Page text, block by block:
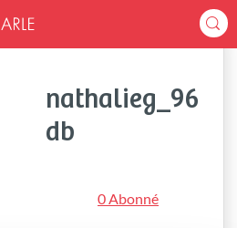
nathalieg_96
db
0 Abonné